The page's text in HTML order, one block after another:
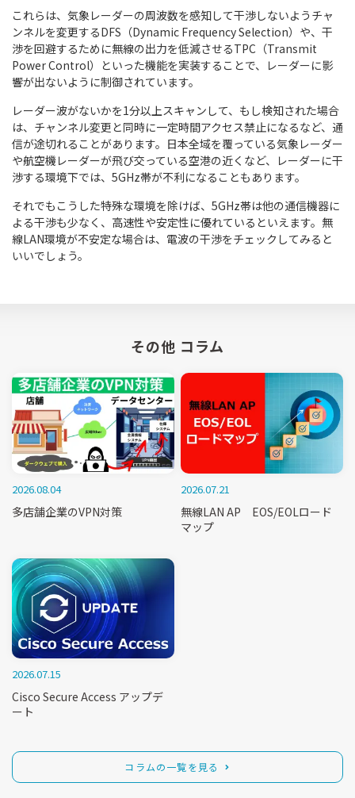
これらは、気象レーダーの周波数を感知して干渉しないようチャ
ンネルを変更するDFS（Dynamic Frequency Selection）や、干
渉を回避するために無線の出力を低減させるTPC（Transmit
Power Control）といった機能を実装することで、レーダーに影
響が出ないように制御されています。
レーダー波がないかを1分以上スキャンして、もし検知された場合
は、チャンネル変更と同時に一定時間アクセス禁止になるなど、通
信が途切れることがあります。日本全域を覆っている気象レーダー
や航空機レーダーが飛び交っている空港の近くなど、レーダーに干
渉する環境下では、5GHz帯が不利になることもあります。
それでもこうした特殊な環境を除けば、5GHz帯は他の通信機器に
よる干渉も少なく、高速性や安定性に優れているといえます。無
線LAN環境が不安定な場合は、電波の干渉をチェックしてみると
いいでしょう。
その他 コラム
2026.08.04
多店舗企業のVPN対策
2026.07.21
無線LAN AP EOS/EOLロード
マップ
2026.07.15
Cisco Secure Access アップデ
ート
コラムの一覧を見る